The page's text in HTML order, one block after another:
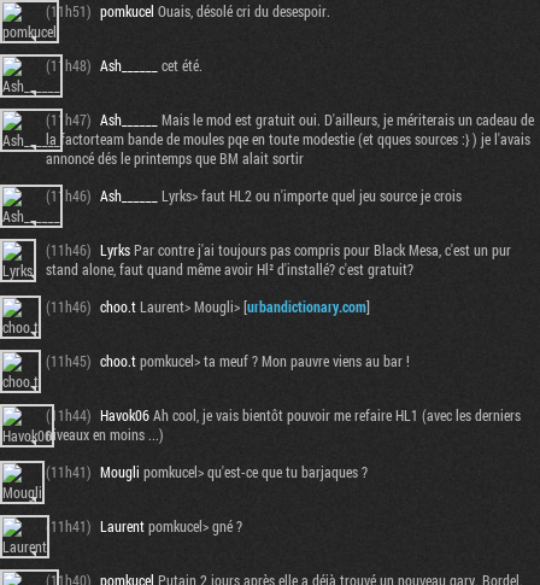
(11h51) pomkucel Ouais, désolé cri du desespoir.
(11h48) Ash______ cet été.
(11h47) Ash______
Mais le mod est gratuit oui. D'ailleurs, je mériterais un cadeau de
la factorteam bande de moules pqe en toute modestie (et qques sources :} ) je l'avais
annoncé dés le printemps que BM alait sortir
(11h46) Ash______ Lyrks> faut HL2 ou n'importe quel jeu source je crois
(11h46) LyrksPar contre j'ai toujours pas compris pour Black Mesa, c'est un pur
stand alone, faut quand même avoir Hl² d'installé? c'est gratuit?
(11h46) choo.tLaurent> Mougli> [urbandictionary.com]
(11h45) choo.tpomkucel> ta meuf ? Mon pauvre viens au bar !
(11h44) Havok06Ah cool, je vais bientôt pouvoir me refaire HL1 (avec les derniers
niveaux en moins ...)
(11h41) Mougli pomkucel> qu'est-ce que tu barjaques ?
(11h41) Laurentpomkucel> gné ?
(11h40) pomkucel Putain 2 jours après elle a déjà trouvé un nouveau gary. Bordel.